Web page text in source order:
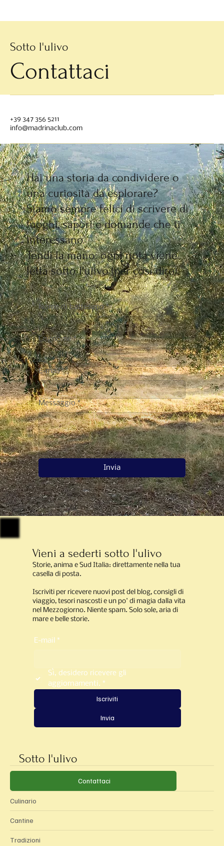
Contattaci
Sotto l'ulivo
+39 347 356 5211
info@madrinaclub.com
Hai una storia da condividere o
una curiosità da esplorare?
Siamo sempre felici di scrivere di
luoghi, sapori e domande che ti
interessano.
Tendi la mano: ogni nota viene
letta sotto l'ulivo (per così dire).
Nome di battesimo *
Cognome *
E-mail *
Messaggio *
Invia
Vieni a sederti sotto l'ulivo
Storie, anima e Sud Italia: direttamente nella tua
casella di posta.
Iscriviti per ricevere nuovi post del blog, consigli di
viaggio, tesori nascosti e un po' di magia dalla vita
nel Mezzogiorno. Niente spam. Solo sole, aria di
mare e belle storie.
E-mail *
Sì, desidero ricevere gli
aggiornamenti. *
Iscriviti
Invia
Sotto l'ulivo
Culinario
Cantine
Tradizioni
Contattaci